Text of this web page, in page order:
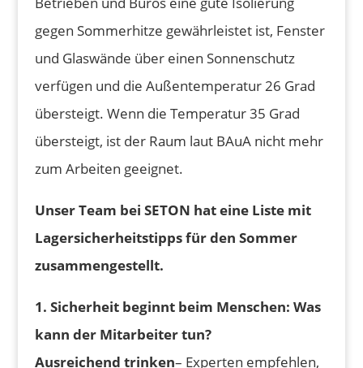
gegen Sommerhitze gewährleistet ist, Fenster
und Glaswände über einen Sonnenschutz
verfügen und die Außentemperatur 26 Grad
übersteigt. Wenn die Temperatur 35 Grad
übersteigt, ist der Raum laut BAuA nicht mehr
zum Arbeiten geeignet.
Unser Team bei SETON hat eine Liste mit
Lagersicherheitstipps für den Sommer
zusammengestellt.
1. Sicherheit beginnt beim Menschen: Was
kann der Mitarbeiter tun?
Ausreichend trinken– Experten empfehlen,